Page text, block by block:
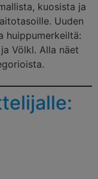
kuosista ja
Uuden
huippumerkeiltä:
Völkl. Alla näet